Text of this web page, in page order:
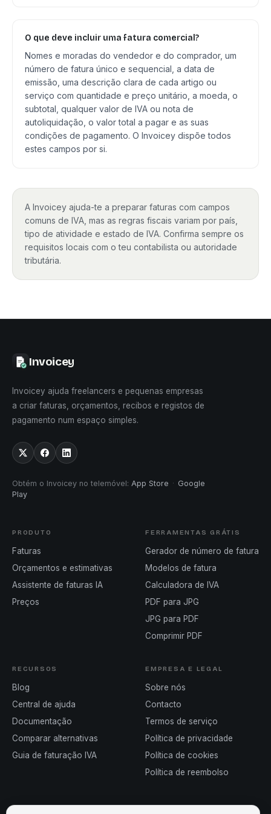
O que deve incluir uma fatura comercial?
Nomes e moradas do vendedor e do comprador, um
número de fatura único e sequencial, a data de
emissão, uma descrição clara de cada artigo ou
serviço com quantidade e preço unitário, a moeda, o
subtotal, qualquer valor de IVA ou nota de
autoliquidação, o valor total a pagar e as suas
condições de pagamento. O Invoicey dispõe todos
estes campos por si.
A Invoicey ajuda-te a preparar faturas com campos
comuns de IVA, mas as regras fiscais variam por país,
tipo de atividade e estado de IVA. Confirma sempre os
requisitos locais com o teu contabilista ou autoridade
tributária.
Invoicey
Invoicey ajuda freelancers e pequenas empresas
a criar faturas, orçamentos, recibos e registos de
pagamento num espaço simples.
Obtém o Invoicey no telemóvel: App Store · Google
Play
PRODUTO
Faturas
Orçamentos e estimativas
Assistente de faturas IA
Preços
FERRAMENTAS GRÁTIS
Gerador de número de fatura
Modelos de fatura
Calculadora de IVA
PDF para JPG
JPG para PDF
Comprimir PDF
RECURSOS
Blog
Central de ajuda
Documentação
Comparar alternativas
Guia de faturação IVA
EMPRESA E LEGAL
Sobre nós
Contacto
Termos de serviço
Política de privacidade
Política de cookies
Política de reembolso